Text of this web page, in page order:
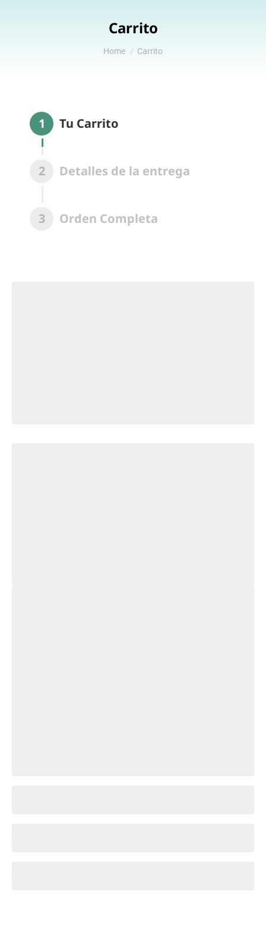
Carrito
You are here:
Home Carrito
Tu Carrito
1
Detalles de la entrega
2
Orden Completa
3